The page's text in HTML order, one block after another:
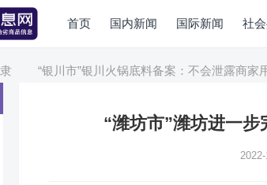
首页 国内新闻 国际新闻 社
“银川市”银川火锅底料备案：不会泄露商家用料机
“潍坊市”潍坊进一